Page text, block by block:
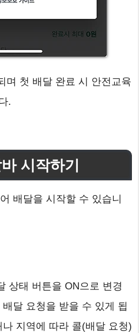
며 첫 배달 완료 시 안전교육
.
시작하기
배달을 시작할 수 있습니
상태 버튼을 ON으로 변경
달 요청을 받을 수 있게 됩
지역에 따라 콜(배달 요청)